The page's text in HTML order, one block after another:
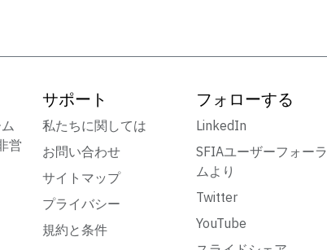
営
サポート
私たちに関しては
お問い合わせ
サイトマップ
プライバシー
規約と条件
フォローする
LinkedIn
SFIAユーザーフォーラ
ムより
Twitter
YouTube